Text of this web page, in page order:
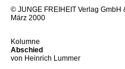
© JUNGE FREIHEIT Verlag GmbH
März 2000
Kolumne
Abschied
von Heinrich Lummer